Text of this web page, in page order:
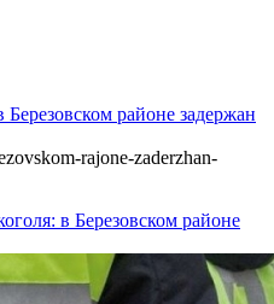
районе задержан
rajone-zaderzhan-
в Березовском районе